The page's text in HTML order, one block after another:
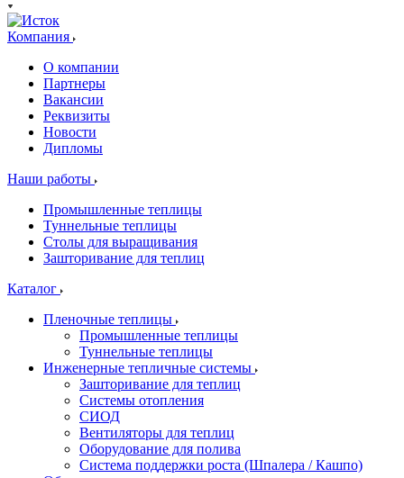
Компания
О компании
Партнеры
Вакансии
Реквизиты
Новости
Дипломы
Наши работы
Промышленные теплицы
Туннельные теплицы
Столы для выращивания
Зашторивание для теплиц
Каталог
Пленочные теплицы
Промышленные теплицы
Туннельные теплицы
Инженерные тепличные системы
Зашторивание для теплиц
Системы отопления
СИОД
Вентиляторы для теплиц
Оборудование для полива
Система поддержки роста (Шпалера / Кашпо)